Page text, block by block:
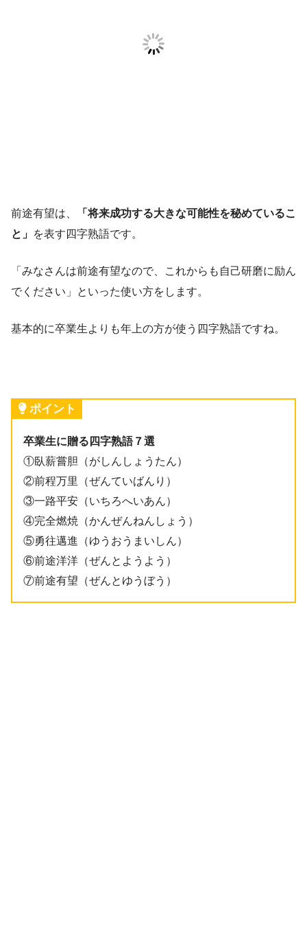
前途有望は、
「将来成功する大きな可能性を秘めているこ
と」 を表す四字熟語です。
「みなさんは前途有望なので、これからも自己研磨に励ん
でください」といった使い方をします。
基本的に卒業生よりも年上の方が使う四字熟語ですね。
ポイント
卒業生に贈る四字熟語７選
①臥薪嘗胆（がしんしょうたん）
②前程万里（ぜんていばんり）
③一路平安（いちろへいあん）
④完全燃焼（かんぜんねんしょう）
⑤勇往邁進（ゆうおうまいしん）
⑥前途洋洋（ぜんとようよう）
⑦前途有望（ぜんとゆうぼう）